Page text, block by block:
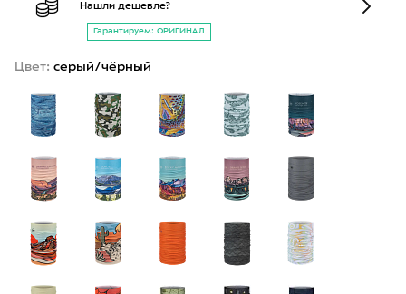
Нашли дешевле?
Гарантируем: ОРИГИНАЛ
Цвет: серый/чёрный